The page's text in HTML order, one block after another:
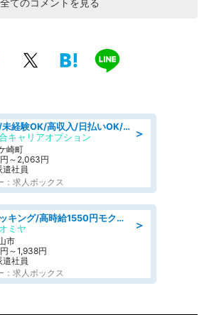
全てのコメントを見る
＞
検品・検査/未経験OK/高収入/日払いOK/交替制/20・30・40代活躍中
キャリアオプション
崎町
～2,063円
遣社員
：求人ボックス
＞
品出し・ピッキング/高時給1550円モクモクと指示書通りに仕分け・品出し
ミヤ
市
～1,938円
遣社員
：求人ボックス